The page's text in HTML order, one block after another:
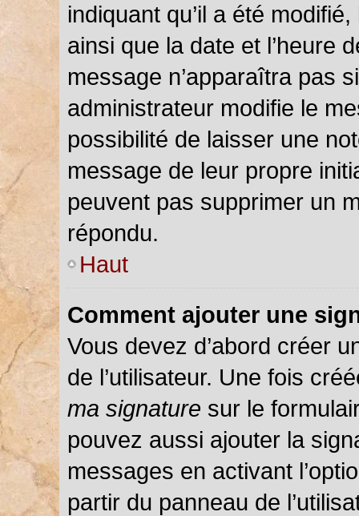
indiquant qu’il a été
ainsi que la date et l’heure
message n’apparaîtra pas
administrateur modifie le
possibilité de laisser une
message de leur propre
peuvent pas supprimer un
répondu.
Haut
Comment ajouter une
Vous devez d’abord créer
de l’utilisateur. Une fois
ma signature sur le
pouvez aussi ajouter la
messages en activant
partir du panneau de